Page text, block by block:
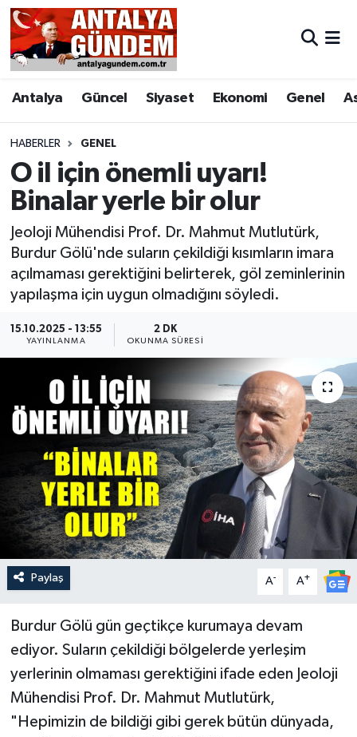
Antalya Güncel Siyaset Ekonomi Genel
HABERLER GENEL
O il için önemli uyarı!
Binalar yerle bir olur
Jeoloji Mühendisi Prof. Dr. Mahmut Mutlutürk,
Burdur Gölü'nde suların çekildiği kısımların imara
açılmaması gerektiğini belirterek, göl zeminlerinin
yapılaşma için uygun olmadığını söyledi.
15.10.2025 - 13:55
YAYINLANMA
2 DK
OKUNMA SÜRESI
Paylaş A- A+
Burdur Gölü gün geçtikçe kurumaya devam
ediyor. Suların çekildiği bölgelerde yerleşim
yerlerinin olmaması gerektiğini ifade eden Jeoloji
Mühendisi Prof. Dr. Mahmut Mutlutürk,
"Hepimizin de bildiği gibi gerek bütün dünyada,
Antalya
Asayiş
Bilim & Teknoloji
Bölge
EĞİTİM
Genel
Görüntülü Haber
Güncel
Kültür & Sanat
Magazin
Resmi İlan
Sağlık & Yaşam
Siyaset
Spor
Antalya Nöbetçi Eczaneler
Antalya Hava Durumu
Antalya Namaz Vakitleri
Antalya Trafik Yoğunluk Haritası
Süper Lig Puan Durumu ve Fikstür
Son Dakika Haberleri
Haber Arşivi